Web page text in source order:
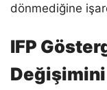
dönmediğine
IFP